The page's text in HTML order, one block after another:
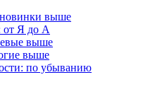
выше
от Я до А
выше
выше
по убыванию